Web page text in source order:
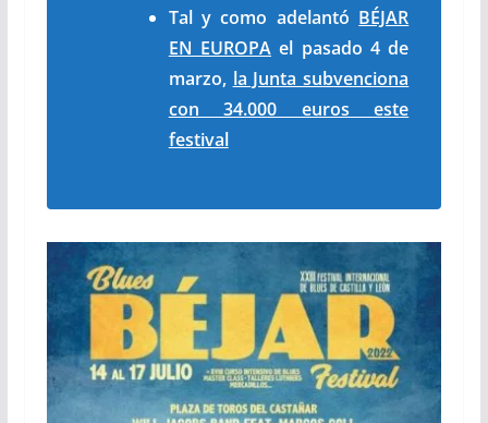
Tal y como adelantó BÉJAR
EN EUROPA el pasado 4 de
marzo, la Junta subvenciona
con 34.000 euros este
festival